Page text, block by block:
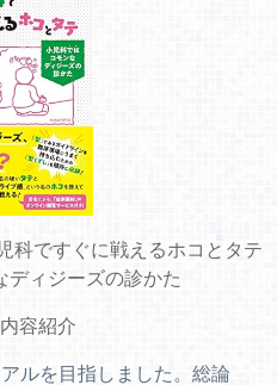
科ですぐに戦えるホコとタテ
ディジーズの診かた
内容紹介
ルを目指しました。総論